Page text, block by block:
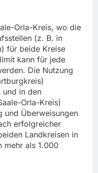
Orla-Kreis, wo die
(z. B. in
für beide Kreise
kann für jede
Die Nutzung
und in den
Orla-Kreis)
und Überweisungen
erfolgreicher
Landkreisen in
mehr als 1.000